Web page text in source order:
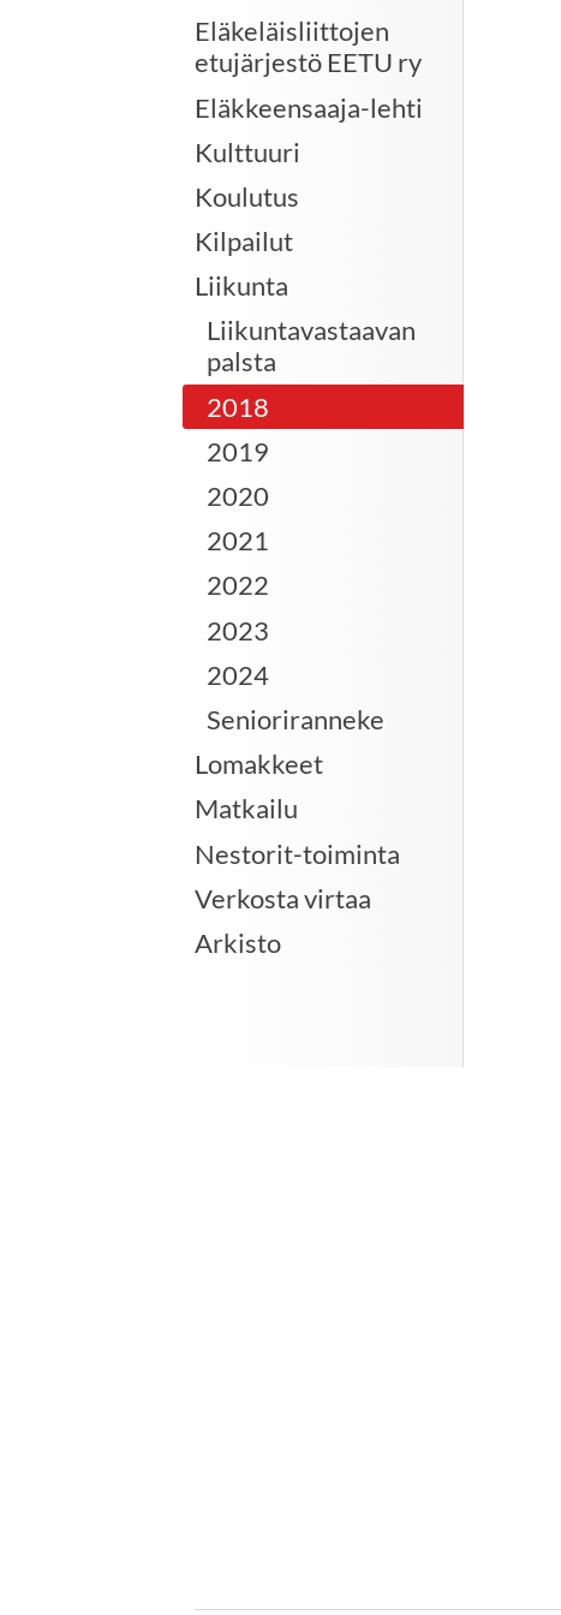
Eläkeläisliittojen
etujärjestö EETU ry
Eläkkeensaaja-lehti
Kulttuuri
Koulutus
Kilpailut
Liikunta
Liikuntavastaavan
palsta
2018
2019
2020
2021
2022
2023
2024
Senioriranneke
Lomakkeet
Matkailu
Nestorit-toiminta
Verkosta virtaa
Arkisto